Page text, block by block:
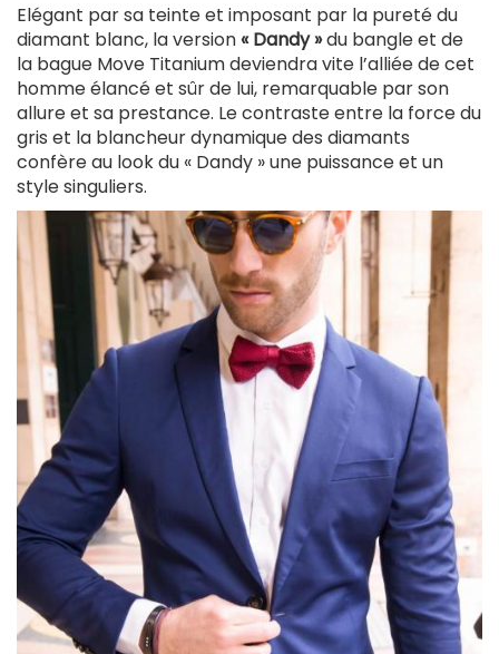
Elégant par sa teinte et imposant par la pureté du
diamant blanc, la version« Dandy »du bangle et de
la bague Move Titanium deviendra vite l’alliée de cet
homme élancé et sûr de lui, remarquable par son
allure et sa prestance. Le contraste entre la force du
gris et la blancheur dynamique des diamants
confère au look du « Dandy » une puissance et un
style singuliers.